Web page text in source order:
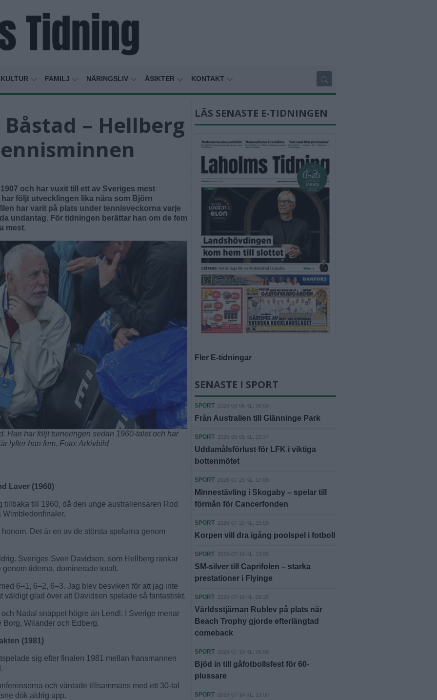
KULTUR FAMILJ NÄRINGSLIV ÅSIKTER KONTAKT
– Hellberg
och har vuxit till ett av Sveriges mest
följt utvecklingen lika nära som Björn
har varit på plats under tennisveckorna varje
undantag. För tidningen berättar han om de fem
mest.
Han har följt turneringen sedan 1960-talet och har
lyfter han fem. Foto: Arkivbild
Laver (1960)
tillbaka till 1960, då den unge australiensaren Rod
Wimbledonfinaler.
Det är en av de största spelarna genom
Sveriges Sven Davidson, som Hellberg rankar
tiderna, dominerade totalt.
6–1, 6–2, 6–3. Jag blev besviken för att jag inte
väldigt glad över att Davidson spelade så fantastiskt.
Nadal snäppet högre än Lendl. I Sverige menar
Borg, Wilander och Edberg.
(1981)
sig efter finalen 1981 mellan fransmannen
och väntade tillsammans med ett 30-tal
dök aldrig upp.
LÄS SENASTE E-TIDNINGEN
Fler E-tidningar
SENASTE I SPORT
SPORT 2026-08-06 KL. 06:00
Från Australien till Glänninge Park
SPORT 2026-08-01 KL. 19:37
Uddamålsförlust för LFK i viktiga
bottenmötet
SPORT 2026-07-29 KL. 17:00
Minnestävling i Skogaby – spelar till
förmån för Cancerfonden
SPORT 2026-07-20 KL. 15:00
Korpen vill dra igång poolspel i fotboll
SPORT 2026-07-16 KL. 13:00
SM-silver till Caprifolen – starka
prestationer i Flyinge
SPORT 2026-07-16 KL. 08:28
Världsstjärnan Rublev på plats när
Beach Trophy gjorde efterlängtad
comeback
SPORT 2026-07-16 KL. 05:58
Bjöd in till gåfotbollsfest för 60-
plussare
SPORT 2026-07-14 KL. 13:00